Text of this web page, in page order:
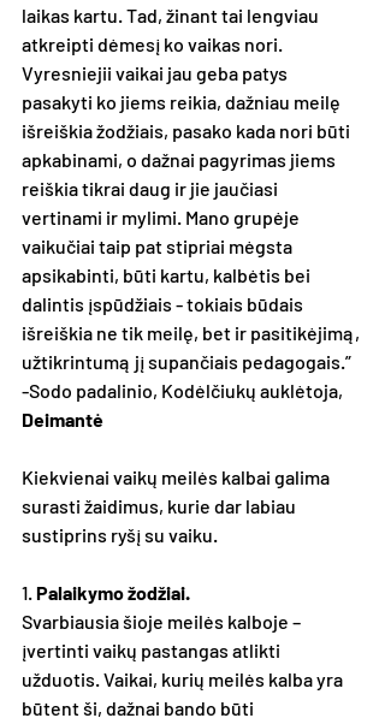
laikas kartu. Tad, žinant tai lengviau
atkreipti dėmesį ko vaikas nori.
Vyresniejii vaikai jau geba patys
pasakyti ko jiems reikia, dažniau meilę
išreiškia žodžiais, pasako kada nori būti
apkabinami, o dažnai pagyrimas jiems
reiškia tikrai daug ir jie jaučiasi
vertinami ir mylimi. Mano grupėje
vaikučiai taip pat stipriai mėgsta
apsikabinti, būti kartu, kalbėtis bei
dalintis įspūdžiais - tokiais būdais
išreiškia ne tik meilę, bet ir pasitikėjimą,
užtikrintumą jį supančiais pedagogais.”
-Sodo padalinio, Kodėlčiukų auklėtoja,
Deimantė
Kiekvienai vaikų meilės kalbai galima
surasti žaidimus, kurie dar labiau
sustiprins ryšį su vaiku.
1. Palaikymo žodžiai.
Svarbiausia šioje meilės kalboje –
įvertinti vaikų pastangas atlikti
užduotis. Vaikai, kurių meilės kalba yra
būtent ši, dažnai bando būti